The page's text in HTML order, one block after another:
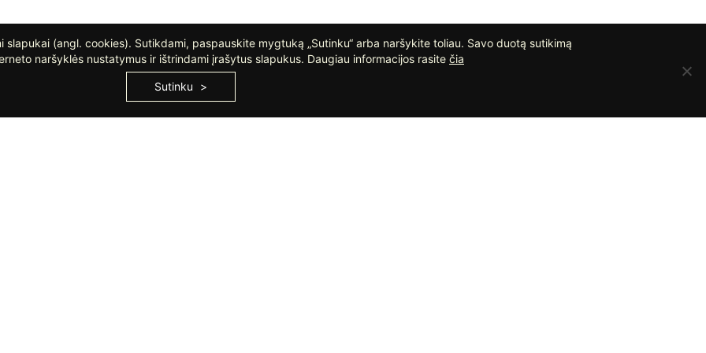
slapukai (angl. cookies). Sutikdami, paspauskite mygtuką „Sutinku“ arba naršykite toliau. Savo duotą sutikimą
naršyklės nustatymus ir ištrindami įrašytus slapukus. Daugiau informacijos rasite čia
Sutinku